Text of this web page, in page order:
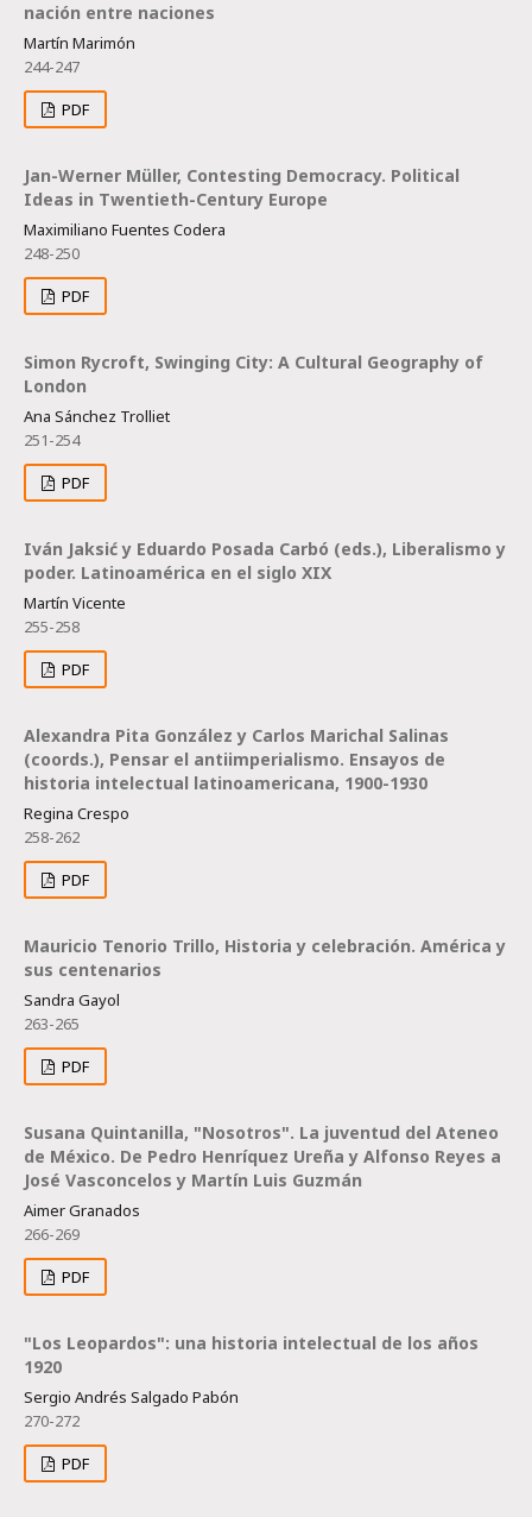
nación entre naciones
Martín Marimón
244-247
PDF
Jan-Werner Müller, Contesting Democracy. Political
Ideas in Twentieth-Century Europe
Maximiliano Fuentes Codera
248-250
PDF
Simon Rycroft, Swinging City: A Cultural Geography of
London
Ana Sánchez Trolliet
251-254
PDF
Iván Jaksić y Eduardo Posada Carbó (eds.), Liberalismo y
poder. Latinoamérica en el siglo XIX
Martín Vicente
255-258
PDF
Alexandra Pita González y Carlos Marichal Salinas
(coords.), Pensar el antiimperialismo. Ensayos de
historia intelectual latinoamericana, 1900-1930
Regina Crespo
258-262
PDF
Mauricio Tenorio Trillo, Historia y celebración. América y
sus centenarios
Sandra Gayol
263-265
PDF
Susana Quintanilla, "Nosotros". La juventud del Ateneo
de México. De Pedro Henríquez Ureña y Alfonso Reyes a
José Vasconcelos y Martín Luis Guzmán
Aimer Granados
266-269
PDF
"Los Leopardos": una historia intelectual de los años
1920
Sergio Andrés Salgado Pabón
270-272
PDF